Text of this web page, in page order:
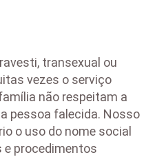
transexual ou
vezes o serviço
não respeitam a
pessoa falecida. Nosso
o uso do nome social
e procedimentos